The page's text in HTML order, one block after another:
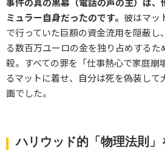
ミュラー自身だったのです。 彼はマッ
で行っていた巨額の資金流用を隠蔽し
る数百万ユーロの金を独り占めする
殺。すべての罪を「仕事熱心で家庭崩
るマットに着せ、自分は死を偽装し
画でした。
ハリウッド的「物理法則